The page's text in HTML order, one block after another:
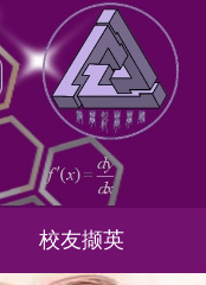
校友撷英